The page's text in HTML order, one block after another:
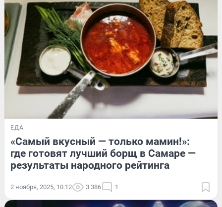
ЕДА
«Самый вкусный — только мамин!»:
где готовят лучший борщ в Самаре —
результаты народного рейтинга
2 ноября, 2025, 10:12 3 386 1